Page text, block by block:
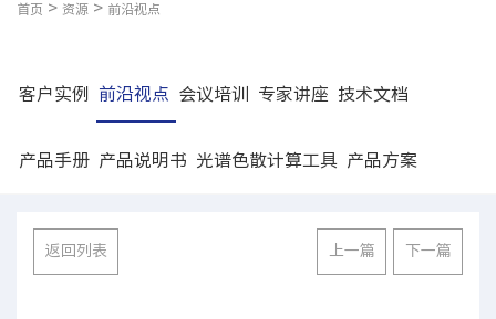
首页 > 资源 > 前沿视点
客户实例 前沿视点 会议培训 专家讲座 技术文档
产品手册 产品说明书 光谱色散计算工具 产品方案
返回列表 上一篇 下一篇